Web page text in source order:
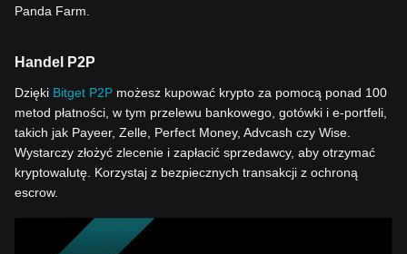
Panda Farm.
Handel P2P
Dzięki Bitget P2P możesz kupować krypto za pomocą ponad 100
metod płatności, w tym przelewu bankowego, gotówki i e-portfeli,
takich jak Payeer, Zelle, Perfect Money, Advcash czy Wise.
Wystarczy złożyć zlecenie i zapłacić sprzedawcy, aby otrzymać
kryptowalutę. Korzystaj z bezpiecznych transakcji z ochroną
escrow.